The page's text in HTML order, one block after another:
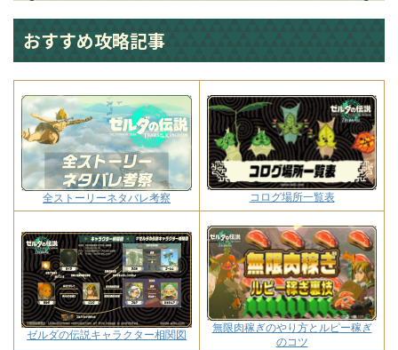
おすすめ攻略記事
全ストーリーネタバレ考察 コログ場所一覧表
ゼルダの伝説キャラクター相関図
無限肉稼ぎのやり方とルピー稼ぎ
のコツ